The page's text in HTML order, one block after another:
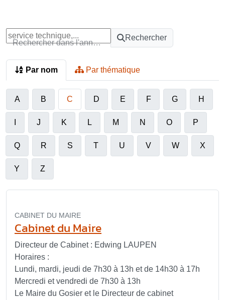
Rechercher dans l'annuaire
Rechercher
Par nom Par thématique
A B C D E F G H
J K L M N O P
Q R S T U V W X
Y Z
CABINET DU MAIRE
Cabinet du Maire
Directeur de Cabinet : Edwing LAUPEN
Horaires :
Lundi, mardi, jeudi de 7h30 à 13h et de 14h30 à 17h
Mercredi et vendredi de 7h30 à 13h
Le Maire du Gosier et le Directeur de cabinet